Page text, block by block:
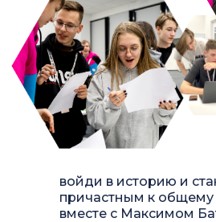
войди в историю и
причастным к общему
вместе с Максимом